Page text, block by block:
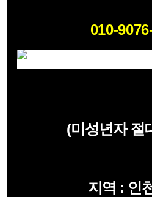
010-
(미성년자 절
지역 : 인